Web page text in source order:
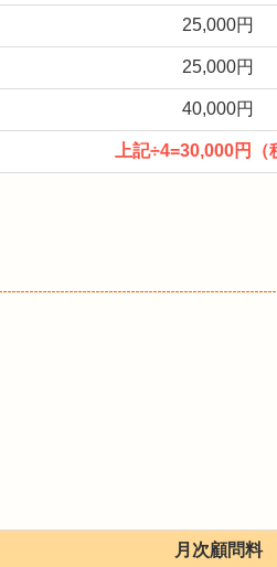
25,000円
25,000円
40,000円
上記÷4=30,000円（
月次顧問料